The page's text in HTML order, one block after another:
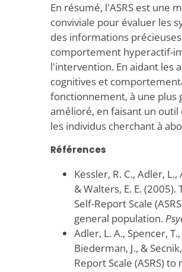
En résumé, l'ASRS est une
conviviale pour évaluer les
des informations
comportement hyperactif-
l'intervention. En aidant les
cognitives et
fonctionnement, à une plus
amélioré, en faisant un
les individus cherchant à
Références
Kessler, R. C., Adler,
& Walters, E. E.
Self-Report Scale
general population.
Adler, L. A., Spencer,
Biederman, J., &
Report Scale (ASRS)